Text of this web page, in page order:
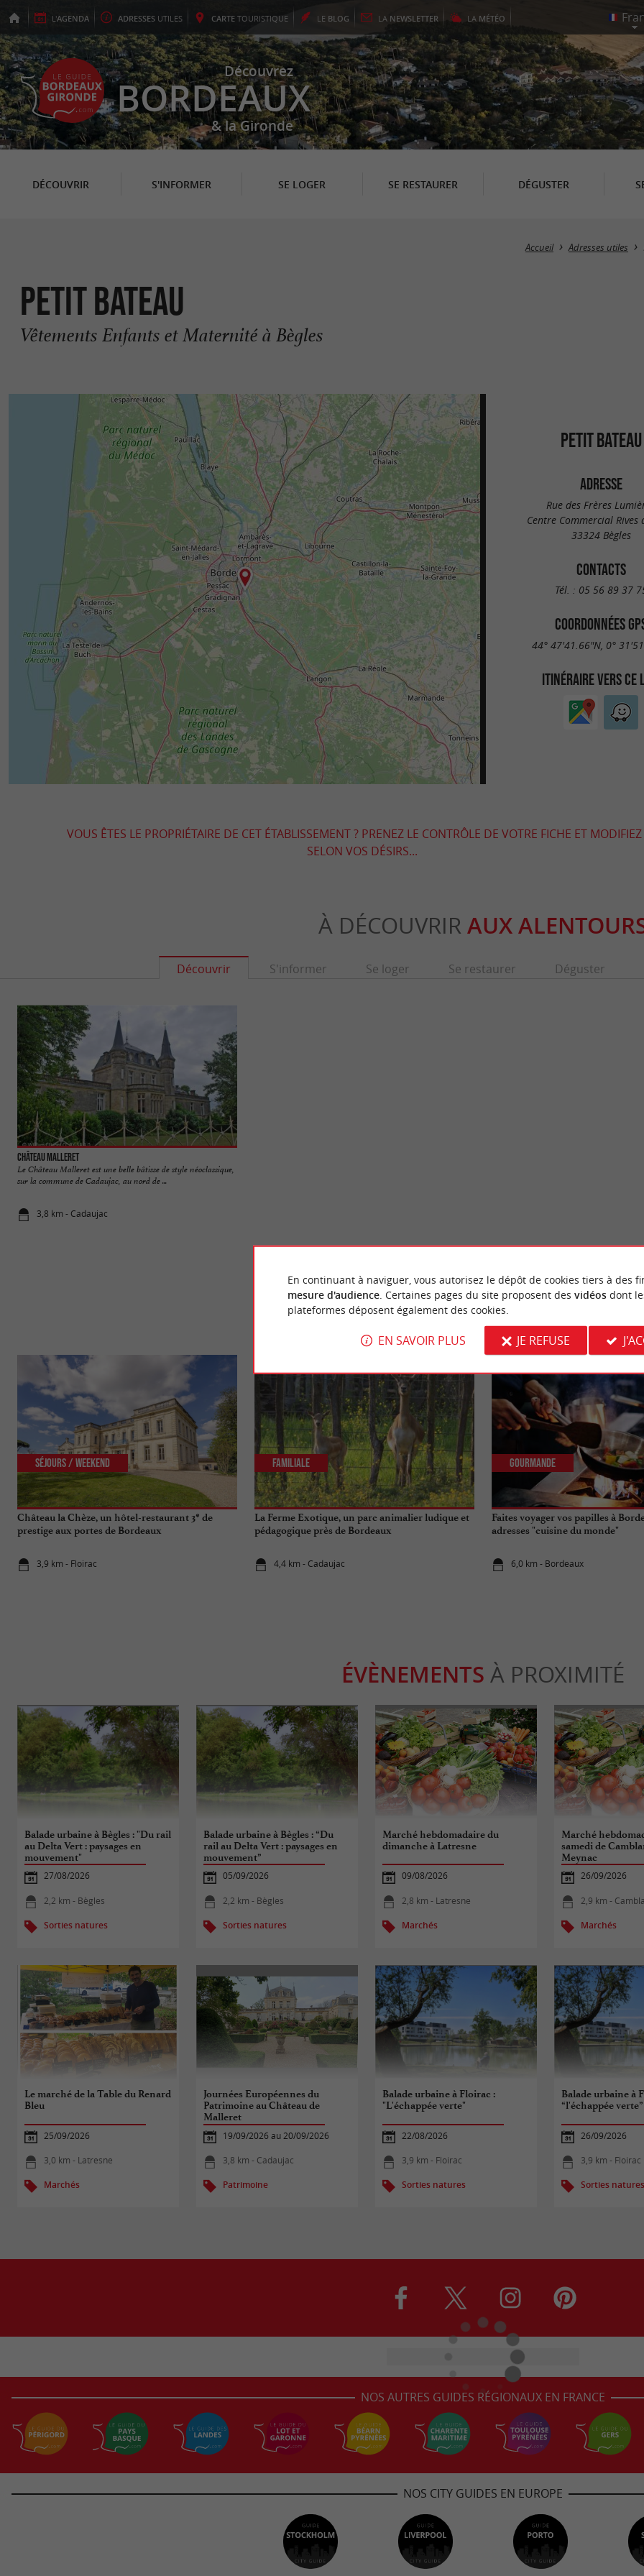
L'AGENDA ADRESSES UTILES CARTE TOURISTIQUE LE BLOG LA NEWSLETTER LA MÉTÉO
Découvrez
BORDEAUX
& la Gironde
DÉCOUVRIR S'INFORMER SE LOGER SE RESTAURER DÉGUSTER
Accueil Adresses utiles
Petit Bateau
Vêtements Enfants et Maternité à Bègles
PETIT BATEAU
ADRESSE
Rue des Frères
Centre Commercial Rives
33324 Bègles
CONTACTS
Tél. : 05 56 89 37
COORDONNÉES
44° 47'41.66"N, 0°
ITINÉRAIRE VERS CE
VOUS ÊTES LE PROPRIÉTAIRE DE CET ÉTABLISSEMENT ? PRENEZ LE CONTRÔLE DE VOTRE FICHE ET
SELON VOS DÉSIRS...
À DÉCOUVRIR AUX
Découvrir S'informer Se loger Se restaurer Déguster
Château Malleret
Le Château Malleret est une belle bâtisse de style néoclassique,
sur la commune de Cadaujac, au nord de ...
3,8 km - Cadaujac
NOUS AVONS TESTÉPOUR
Château la Chèze, un hôtel-restaurant 3* de
prestige aux portes de Bordeaux
3,9 km - Floirac
Séjours / Weekend
La Ferme Exotique, un parc animalier ludique et
pédagogique près de Bordeaux
4,4 km - Cadaujac
Familiale
Faites voyager vos papilles à
adresses "cuisine du monde"
6,0 km - Bordeaux
Gourmande
ÉVÈNEMENTS À PROXIMITÉ
Balade urbaine à Bègles : "Du rail
au Delta Vert : paysages en
mouvement"
27/08/2026
2,2 km - Bègles
Sorties natures
Balade urbaine à Bègles : “Du
rail au Delta Vert : paysages en
mouvement”
05/09/2026
2,2 km - Bègles
Sorties natures
Marché hebdomadaire du
dimanche à Latresne
09/08/2026
2,8 km - Latresne
Marchés
Marché
samedi de
Meynac
26/09/2026
2,9 km -
Marchés
Le marché de la Table du Renard
Bleu
25/09/2026
3,0 km - Latresne
Marchés
Journées Européennes du
Patrimoine au Château de
Malleret
19/09/2026 au 20/09/2026
3,8 km - Cadaujac
Patrimoine
Balade urbaine à Floirac :
"L'échappée verte"
22/08/2026
3,9 km - Floirac
Sorties natures
Balade urbaine à
“l'échappée verte”
26/09/2026
3,9 km - Floirac
Sorties natures
NOS AUTRES GUIDES RÉGIONAUX EN FRANCE
NOS CITY GUIDES EN EUROPE
En continuant à naviguer, vous autorisez le dépôt de cookies tiers à des
mesure d'audience. Certaines pages du site proposent des vidéosdont
plateformes déposent également des cookies.
EN SAVOIR PLUS JE REFUSE